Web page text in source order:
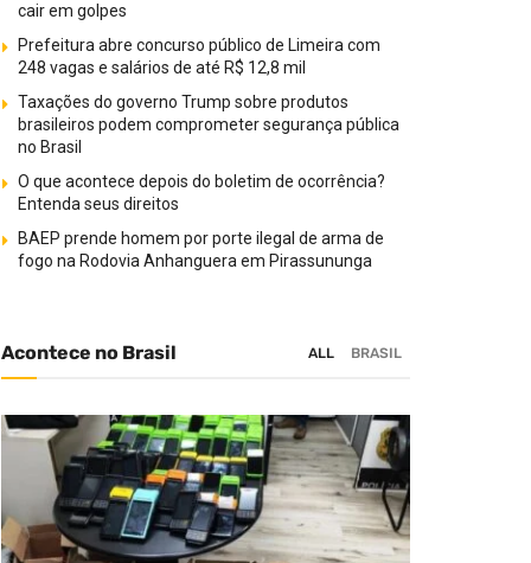
cair em golpes
Prefeitura abre concurso público de Limeira com
248 vagas e salários de até R$ 12,8 mil
Taxações do governo Trump sobre produtos
brasileiros podem comprometer segurança pública
no Brasil
O que acontece depois do boletim de ocorrência?
Entenda seus direitos
BAEP prende homem por porte ilegal de arma de
fogo na Rodovia Anhanguera em Pirassununga
Acontece no Brasil ALL BRASIL